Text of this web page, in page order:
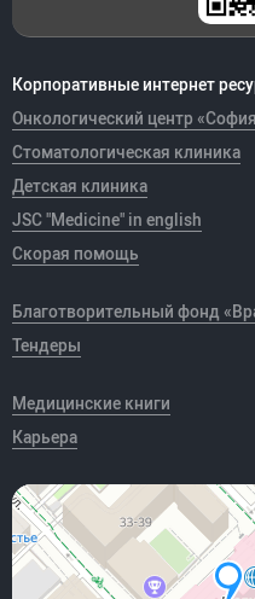
Корпоративные интернет
Онкологический центр
Стоматологическая клиника
Детская клиника
JSC "Medicine" in english
Скорая помощь
Благотворительный фонд
Тендеры
Медицинские книги
Карьера